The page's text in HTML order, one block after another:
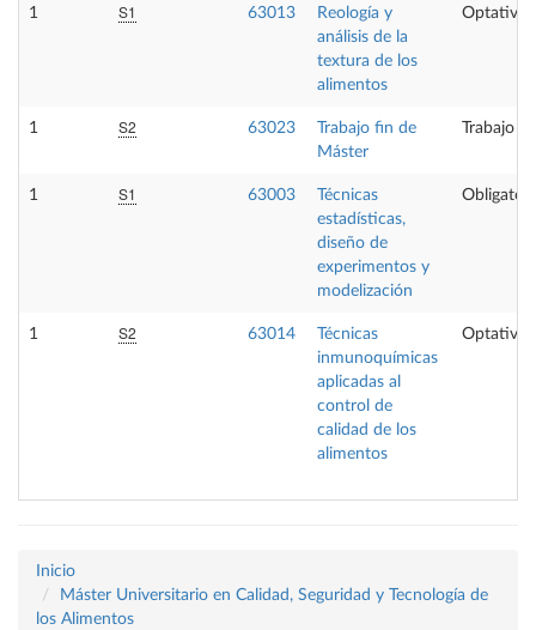
1 S1 63013
Reología y
análisis de la
textura de los
alimentos
Optativa
1 S2 63023
Trabajo fin de
Máster
Trabajo
1 S1 63003
Técnicas
estadísticas,
diseño de
experimentos y
modelización
1 S2 63014
Técnicas
inmunoquímicas
aplicadas al
control de
calidad de los
alimentos
Optativa
Inicio
Máster Universitario en Calidad, Seguridad y Tecnología de
los Alimentos